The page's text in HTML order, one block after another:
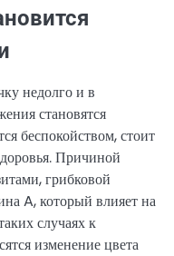
недолго и в
становятся
беспокойством, стоит
Причиной
грибковой
A, который влияет на
случаях к
изменение цвета